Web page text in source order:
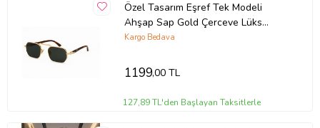
Özel Tasarım Eşref Tek Modeli
Ahşap Sap Gold Çerceve Lüks
Güneş Gözlüğü
Kargo Bedava
1199,00 TL
127,89 TL'den Başlayan Taksitlerle